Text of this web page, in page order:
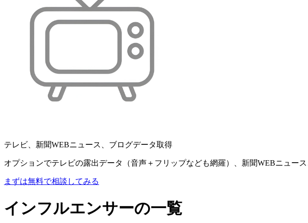
テレビ、新聞WEBニュース、ブログデータ取得
オプションでテレビの露出データ（音声＋フリップなども網羅）、新聞WEBニュー
まずは無料で相談してみる
インフルエンサーの一覧